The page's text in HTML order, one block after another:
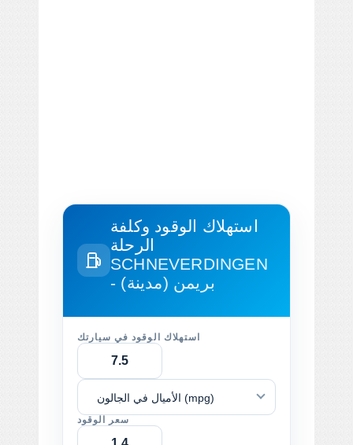
استهلاك الوقود وكلفة
الرحلة
SCHNEVERDINGEN
- بريمن (مدينة)
استهلاك الوقود في سيارتك
الأميال في الجالون (mpg)
سعر الوقود